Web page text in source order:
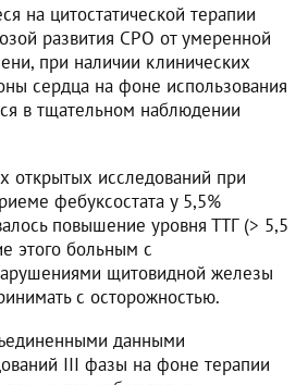
на цитостатической терапии
развития СРО от умеренной
при наличии клинических
сердца на фоне использования
в тщательном наблюдении
открытых исследований при
фебуксостата у 5,5%
повышение уровня ТТГ (> 5,5
этого больным с
щитовидной железы
с осторожностью.
данными
III фазы на фоне терапии